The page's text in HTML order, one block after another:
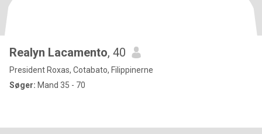
Realyn Lacamento, 40
President Roxas, Cotabato, Filippinerne
Søger: Mand 35 - 70